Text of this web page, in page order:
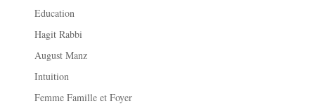
Education
Hagit Rabbi
August Manz
Intuition
Femme Famille et Foyer